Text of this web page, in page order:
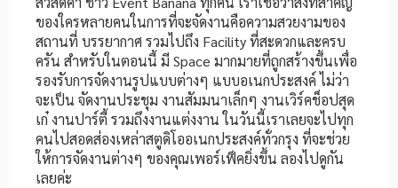
ของใครหลายคนในการที่จะจัดงานคือความสวยงามของ
สถานที่ บรรยากาศ รวมไปถึง Facility ที่สะดวกและครบ
ครัน สำหรับในตอนนี้ มี Space มากมายที่ถูกสร้างขึ้นเพื่อ
รองรับการจัดงานรูปแบบต่างๆ แบบอเนกประสงค์ ไม่ว่า
จะเป็น จัดงานประชุม งานสัมมนาเล็กๆ งานเวิร์คช็อปสุด
เก๋ งานปาร์ตี้ รวมถึงงานแต่งงาน ในวันนี้เราเลยจะไปทุก
คนไปสอดส่องเหล่าสตูดิโออเนกประสงค์ทั่วกรุง ที่จะช่วย
ให้การจัดงานต่างๆ ของคุณเพอร์เฟ็คยิ่งขึ้น ลองไปดูกัน
เลยค่ะ